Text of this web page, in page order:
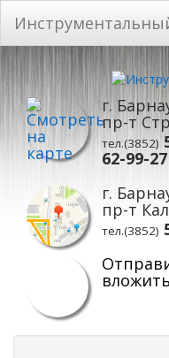
Перейти
к
основному
содержанию
г.
пр-т
тел.(3852)
62-99-27
г.
пр-т
тел.(3852)